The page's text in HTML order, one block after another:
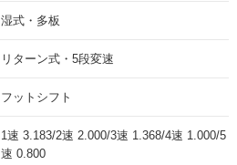
湿式・多板
リターン式・5段変速
フットシフト
1速 3.183/2速 2.000/3速 1.368/4速 1.000/5
速 0.800